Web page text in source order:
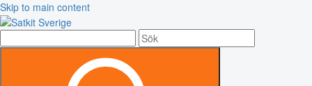
Skip to main content